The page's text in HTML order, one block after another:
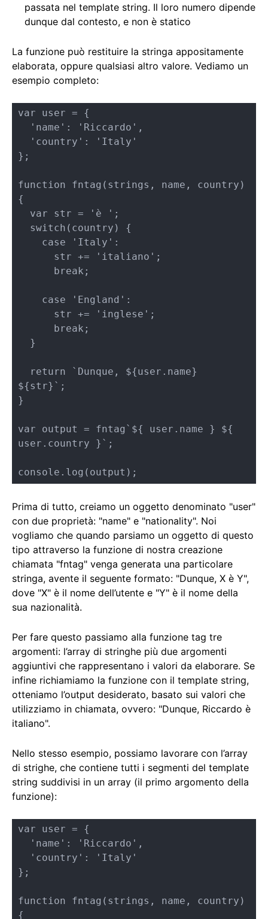
passata nel template string. Il loro numero dipende
dunque dal contesto, e non è statico
La funzione può restituire la stringa appositamente
elaborata, oppure qualsiasi altro valore. Vediamo un
esempio completo:
var user = {
};
function fntag(strings, name, country)
{
${str}`;
}
var output = fntag`${ user.name } ${
user.country }`;
console.log(output);
Prima di tutto, creiamo un oggetto denominato "user"
con due proprietà: "name" e "nationality". Noi
vogliamo che quando parsiamo un oggetto di questo
tipo attraverso la funzione di nostra creazione
chiamata "fntag" venga generata una particolare
stringa, avente il seguente formato: "Dunque, X è Y",
dove "X" è il nome dell’utente e "Y" è il nome della
sua nazionalità.
Per fare questo passiamo alla funzione tag tre
argomenti: l’array di stringhe più due argomenti
aggiuntivi che rappresentano i valori da elaborare. Se
infine richiamiamo la funzione con il template string,
otteniamo l’output desiderato, basato sui valori che
utilizziamo in chiamata, ovvero: "Dunque, Riccardo è
italiano".
Nello stesso esempio, possiamo lavorare con l’array
di strighe, che contiene tutti i segmenti del template
string suddivisi in un array (il primo argomento della
funzione):
var user = {
};
function fntag(strings, name, country)
{